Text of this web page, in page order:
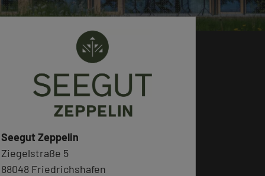
Seegut Zeppelin
Ziegelstraße 5
88048 Friedrichshafen